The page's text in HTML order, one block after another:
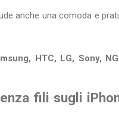
anche una comoda e
HTC, LG, Sony,
fili sugli